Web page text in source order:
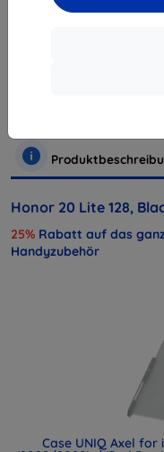
Honor 20 Lite 128,
25% Rabatt auf das
Handyzubehör
Case UNIQ Axel for